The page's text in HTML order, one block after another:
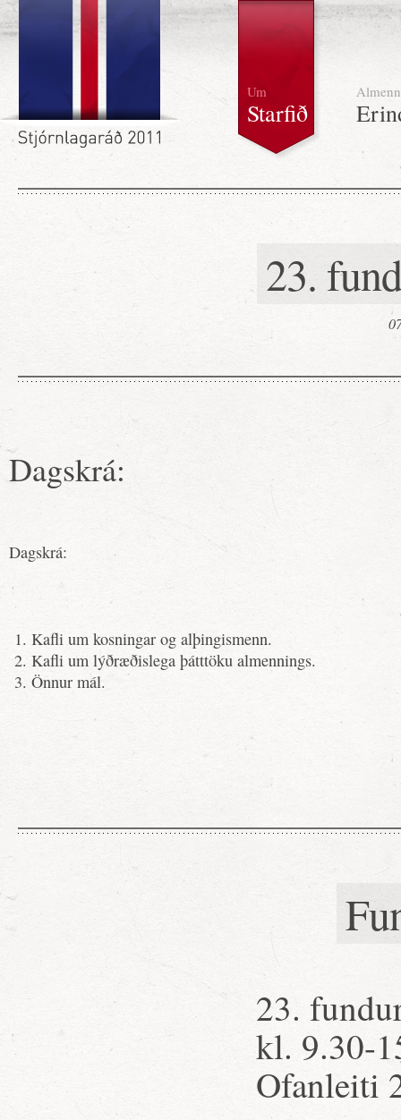
Um
Starfið
Almenn
23.
Dagskrá:
Dagskrá:
Kafli um kosningar og alþingismenn.
Kafli um lýðræðislega þátttöku almennings.
Önnur mál.
23.
kl. 9.30-
Ofanleiti